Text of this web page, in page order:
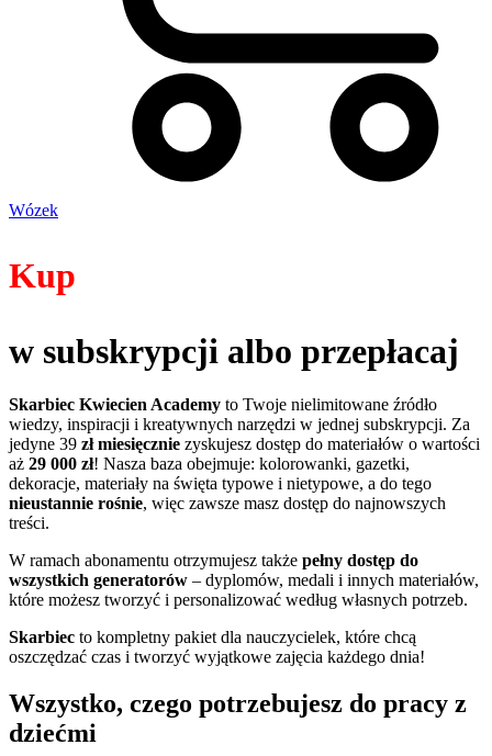
Wózek
Kup
w subskrypcji albo przepłacaj
Skarbiec Kwiecien Academy to Twoje nielimitowane źródło
wiedzy, inspiracji i kreatywnych narzędzi w jednej subskrypcji. Za
jedyne 39 zł miesięcznie zyskujesz dostęp do materiałów o wartości
aż 29 000 zł! Nasza baza obejmuje: kolorowanki, gazetki,
dekoracje, materiały na święta typowe i nietypowe, a do tego
nieustannie rośnie, więc zawsze masz dostęp do najnowszych
treści.
W ramach abonamentu otrzymujesz także pełny dostęp do
wszystkich generatorów – dyplomów, medali i innych materiałów,
które możesz tworzyć i personalizować według własnych potrzeb.
Skarbiec to kompletny pakiet dla nauczycielek, które chcą
oszczędzać czas i tworzyć wyjątkowe zajęcia każdego dnia!
Wszystko, czego potrzebujesz do pracy z
dziećmi